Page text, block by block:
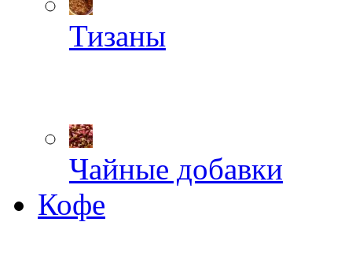
Тизаны
Чайные добавки
Кофе